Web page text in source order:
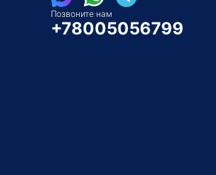
Позвоните нам
+78005056799